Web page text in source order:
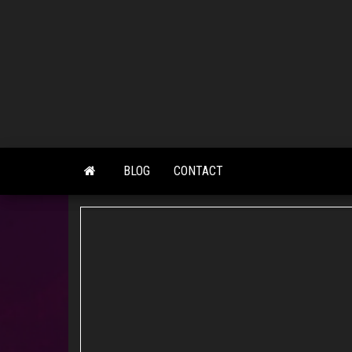
BLOG CONTACT